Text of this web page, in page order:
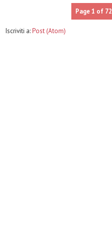
Page 1 of 72
Iscriviti a:Post (Atom)